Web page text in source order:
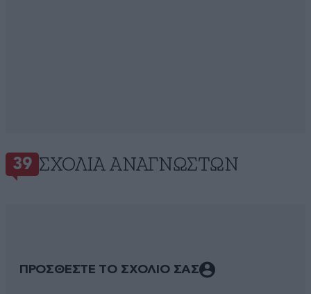
39 ΣΧΌΛΙΑ ΑΝΑΓΝΩΣΤΏΝ
ΠΡΟΣΘΕΣΤΕ ΤΟ ΣΧΟΛΙΟ ΣΑΣ